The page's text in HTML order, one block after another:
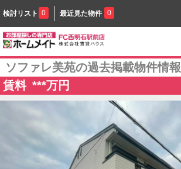
検討リスト 0 最近見た物件 0
ソファレ美苑の過去掲載物件情報
賃料 ***万円